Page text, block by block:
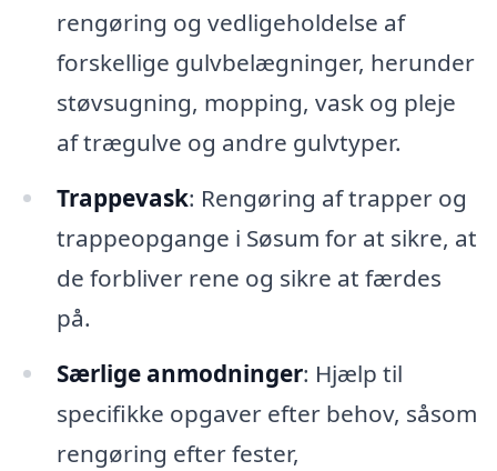
rengøring og vedligeholdelse af
forskellige gulvbelægninger, herunder
støvsugning, mopping, vask og pleje
af trægulve og andre gulvtyper.
Trappevask: Rengøring af trapper og
trappeopgange i Søsum for at sikre, at
de forbliver rene og sikre at færdes
på.
Særlige anmodninger: Hjælp til
specifikke opgaver efter behov, såsom
rengøring efter fester,